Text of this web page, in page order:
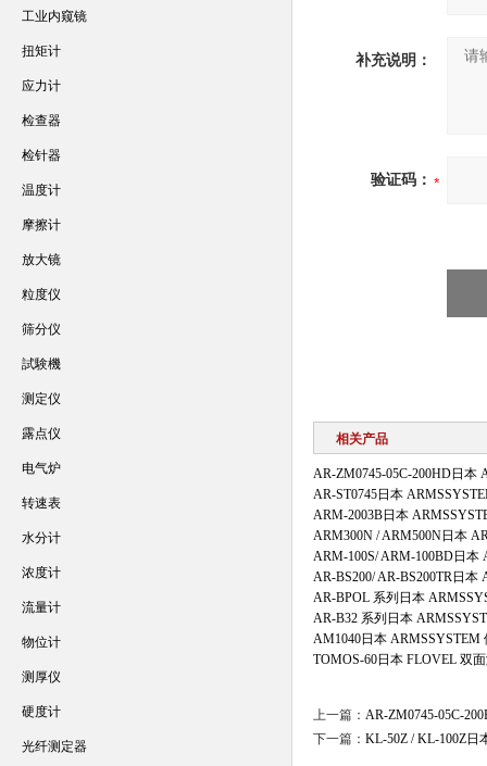
补充说明：
验证码：
相关产品
AR-ZM0745-05C-200HD日本
AR-ST0745日本
ARM-2003B日本
ARM300N / ARM500N日本
ARM-100S/ ARM-100BD日本
AR-BS200/ AR-BS200TR日
AR-BPOL 系列日本
AR-B32 系列日本
AM1040日本 ARMSSYSTEM
TOMOS-60日本 FLOVEL 双
上一篇： AR-ZM0745-05C-
下一篇： KL-50Z / KL-100Z日
工业内窥镜
扭矩计
应力计
检查器
检针器
温度计
摩擦计
放大镜
粒度仪
筛分仪
試験機
测定仪
露点仪
电气炉
转速表
水分计
浓度计
流量计
物位计
测厚仪
硬度计
光纤测定器